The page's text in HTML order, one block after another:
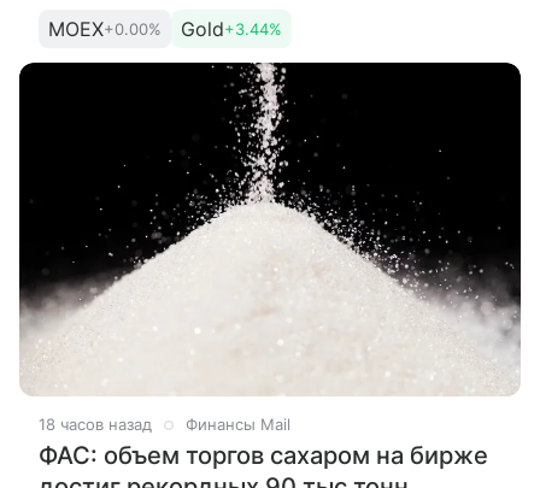
снижением: в начале
MOEX+0.00% Gold+3.44%
18 часов назад Финансы Mail
ФАС: объем торгов сахаром на бирже